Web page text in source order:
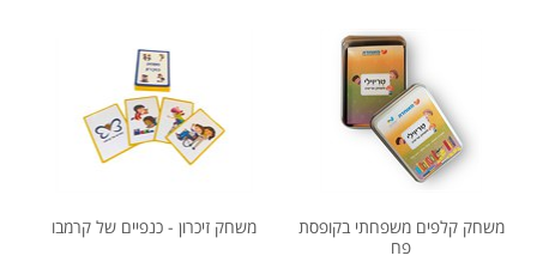
משחק קלפים משפחתי בקופסת
פח
משחק זיכרון - כנפיים של קרמבו